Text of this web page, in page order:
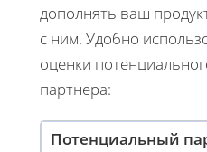
дополнять ваш
с ним. Удобно
оценки
партнера:
Потенциальный